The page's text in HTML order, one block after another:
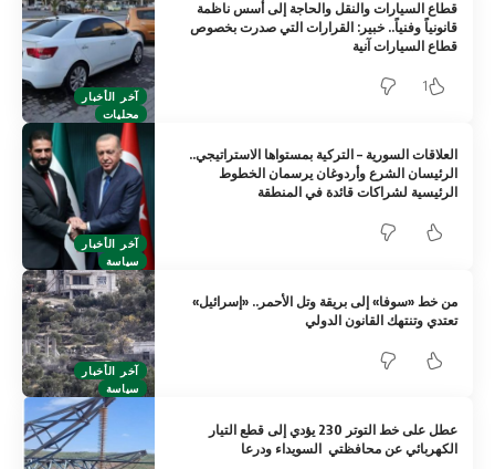
آخر الأخبار
محليات
قطاع السيارات والنقل والحاجة إلى أسس ناظمة
قانونياً وفنياً.. خبير: القرارات التي صدرت بخصوص
قطاع السيارات آنية
1
آخر الأخبار
سياسة
العلاقات السورية – التركية بمستواها الاستراتيجي..
الرئيسان الشرع وأردوغان يرسمان الخطوط
الرئيسية لشراكات قائدة في المنطقة
آخر الأخبار
سياسة
من خط «سوفا» إلى بريقة وتل الأحمر.. «إسرائيل»
تعتدي وتنتهك القانون الدولي
عطل على خط التوتر 230 يؤدي إلى قطع التيار
الكهربائي عن محافظتي السويداء ودرعا